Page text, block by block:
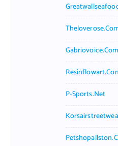
Gabriovoice.com
P-Sports.net